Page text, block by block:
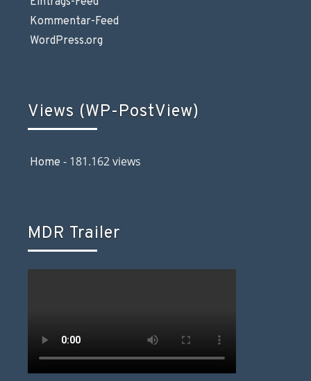
Kommentar-Feed
WordPress.org
Views (WP-PostView)
Home - 181.162 views
MDR Trailer